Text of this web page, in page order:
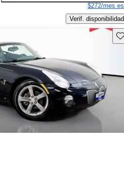
$272/mes
Verif. disponibilidad